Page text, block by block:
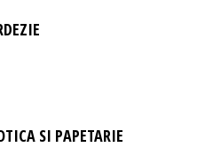
SI PAPETARIE